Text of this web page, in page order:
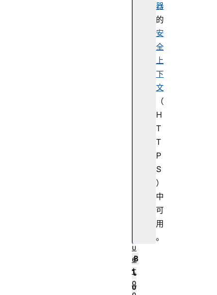
器
的
安
全
上
下
文
（
H
T
T
P
S
）
中
可
用
。
B
l
u
u
e
t
o